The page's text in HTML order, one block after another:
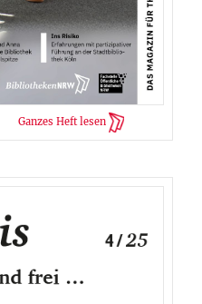
Ganzes Heft lesen